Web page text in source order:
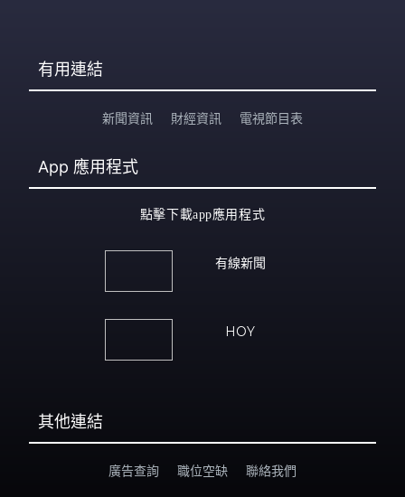
有用連結
新聞資訊 財經資訊 電視節目表
App 應用程式
點擊下載app應用程式
有線新聞
HOY
其他連結
廣告查詢 職位空缺 聯絡我們